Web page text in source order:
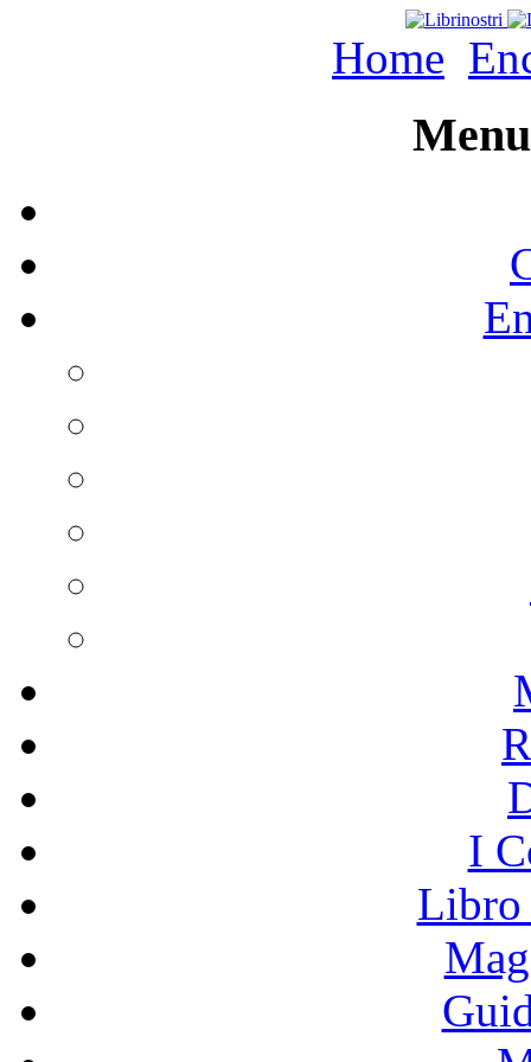
Home
I
Libro